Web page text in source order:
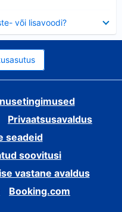
või lisavoodi?
Privaatsusavaldus
seadeid
soovitusi
vastane avaldus
Booking.com